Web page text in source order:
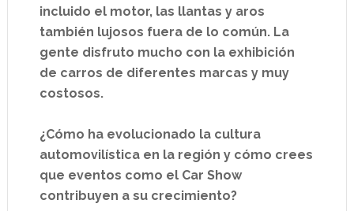
incluido el motor, las llantas y aros
también lujosos fuera de lo común. La
gente disfruto mucho con la exhibición
de carros de diferentes marcas y muy
costosos.
¿Cómo ha evolucionado la cultura
automovilística en la región y cómo crees
que eventos como el Car Show
contribuyen a su crecimiento?